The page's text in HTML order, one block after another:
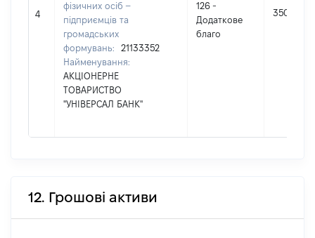
4
фізичних осіб –
підприємців та
громадських
формувань:
21133352
Найменування:
АКЦІОНЕРНЕ
ТОВАРИСТВО
"УНІВЕРСАЛ БАНК"
126 -
Додаткове
благо
350
12. Грошові активи